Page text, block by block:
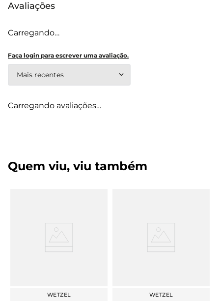
Avaliações
Carregando…
Faça login para escrever uma avaliação.
Mais recentes
Carregando avaliações…
Quem viu, viu também
WETZEL WETZEL